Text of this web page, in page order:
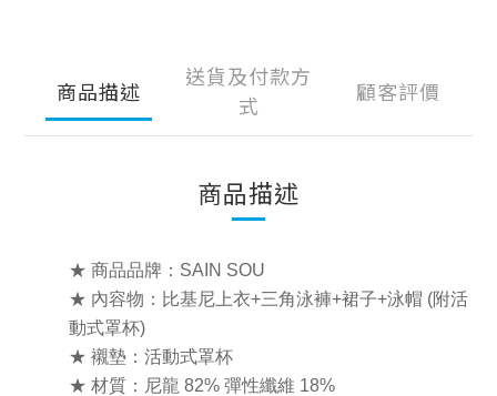
商品描述
送貨及付款方
式
顧客評價
商品描述
★ 商品品牌：SAIN SOU
★ 內容物：比基尼上衣+三角泳褲+裙子+泳帽 (附活
動式罩杯)
★ 襯墊：活動式罩杯
★ 材質：尼龍 82% 彈性纖維 18%